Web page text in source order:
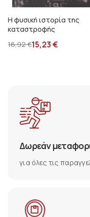
Η φυσική ιστορία της
καταστροφής
16,92€15,23€
Δωρεάν
για όλες τις